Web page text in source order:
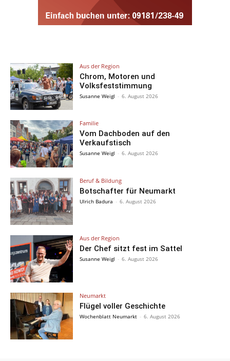
Aus der Region
Chrom, Motoren und
Volksfeststimmung
Susanne Weigl - 6. August 2026
Familie
Vom Dachboden auf den
Verkaufstisch
Susanne Weigl - 6. August 2026
Beruf & Bildung
Botschafter für Neumarkt
Ulrich Badura - 6. August 2026
Aus der Region
Der Chef sitzt fest im Sattel
Susanne Weigl - 6. August 2026
Neumarkt
Flügel voller Geschichte
Wochenblatt Neumarkt - 6. August 2026